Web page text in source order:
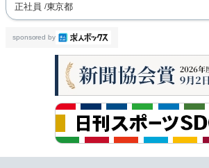
正社員 東京都
sponsored by